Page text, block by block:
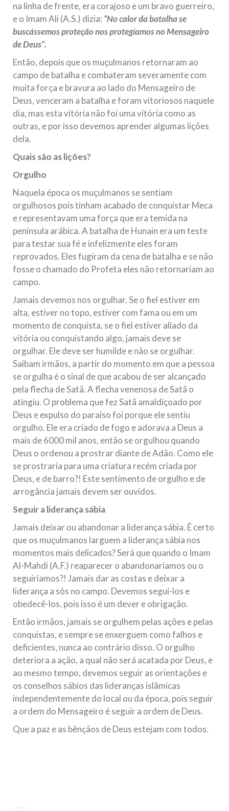
na linha de frente, era corajoso e um bravo guerreiro,
e o Imam Ali (A.S.) dizia: “No calor da batalha se
buscássemos proteção nos protegíamos no Mensageiro
de Deus”.
Então, depois que os muçulmanos retornaram ao
campo de batalha e combateram severamente com
muita força e bravura ao lado do Mensageiro de
Deus, venceram a batalha e foram vitoriosos naquele
dia, mas esta vitória não foi uma vitória como as
outras, e por isso devemos aprender algumas lições
dela.
Quais são as lições?
Orgulho
Naquela época os muçulmanos se sentiam
orgulhosos pois tinham acabado de conquistar Meca
e representavam uma força que era temida na
península arábica. A batalha de Hunain era um teste
para testar sua fé e infelizmente eles foram
reprovados. Eles fugiram da cena de batalha e se não
fosse o chamado do Profeta eles não retornariam ao
campo.
Jamais devemos nos orgulhar. Se o fiel estiver em
alta, estiver no topo, estiver com fama ou em um
momento de conquista, se o fiel estiver aliado da
vitória ou conquistando algo, jamais deve se
orgulhar. Ele deve ser humilde e não se orgulhar.
Saibam irmãos, a partir do momento em que a pessoa
se orgulha é o sinal de que acabou de ser alcançado
pela flecha de Satã. A flecha venenosa de Satã o
atingiu. O problema que fez Satã amaldiçoado por
Deus e expulso do paraíso foi porque ele sentiu
orgulho. Ele era criado de fogo e adorava a Deus a
mais de 6000 mil anos, então se orgulhou quando
Deus o ordenou a prostrar diante de Adão. Como ele
se prostraria para uma criatura recém criada por
Deus, e de barro?! Este sentimento de orgulho e de
arrogância jamais devem ser ouvidos.
Seguir a liderança sábia
Jamais deixar ou abandonar a liderança sábia. É certo
que os muçulmanos larguem a liderança sábia nos
momentos mais delicados? Será que quando o Imam
Al-Mahdi (A.F.) reaparecer o abandonaríamos ou o
seguiríamos?! Jamais dar as costas e deixar a
liderança a sós no campo. Devemos segui-los e
obedecê-los, pois isso é um dever e obrigação.
Então irmãos, jamais se orgulhem pelas ações e pelas
conquistas, e sempre se enxerguem como falhos e
deficientes, nunca ao contrário disso. O orgulho
deteriora a ação, a qual não será acatada por Deus, e
ao mesmo tempo, devemos seguir as orientações e
os conselhos sábios das lideranças islâmicas
independentemente do local ou da época, pois seguir
a ordem do Mensageiro é seguir a ordem de Deus.
Que a paz e as bênçãos de Deus estejam com todos.